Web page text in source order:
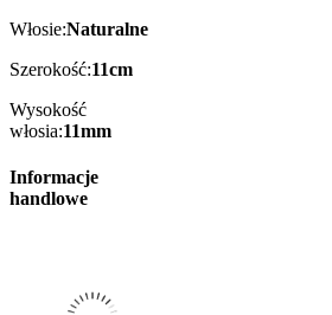
Włosie:Naturalne
Szerokość:11cm
Wysokość
włosia:11mm
Informacje
handlowe